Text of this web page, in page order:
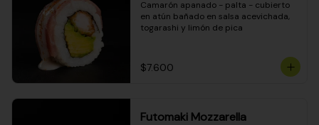
Camarón apanado - palta - cubierto
en atún bañado en salsa acevichada,
togarashi y limón de pica
$7.600
Futomaki Mozzarella